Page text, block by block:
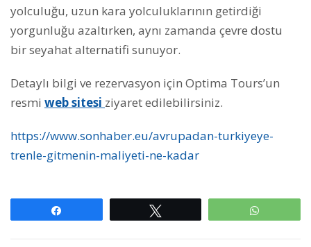
yolculuğu, uzun kara yolculuklarının getirdiği
yorgunluğu azaltırken, aynı zamanda çevre dostu
bir seyahat alternatifi sunuyor.
Detaylı bilgi ve rezervasyon için Optima Tours’un
resmi web sitesi ziyaret edilebilirsiniz.
https://www.sonhaber.eu/avrupadan-turkiyeye-
trenle-gitmenin-maliyeti-ne-kadar